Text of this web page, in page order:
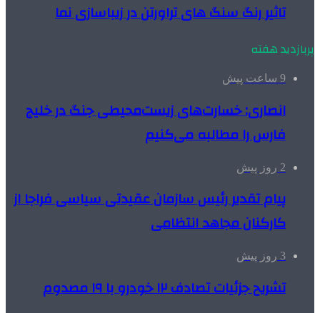
تاثیر رنگ سنگ های تراورتن در زیباسازی نما
پربازدید هفته
9 ساعت پیش
انصاری: خسارت‌های زیست‌محیطی جنگ در خلیج
فارس را مطالبه‌ می‌کنیم
2 روز پیش
پیام تقدیر رئیس سازمان عقیدتی سیاسی فراجا از
کارکنان مجاهد انتظامی
3 روز پیش
تشریح جزئیات تصادف ۱۲ خودرو با ۱۹ مصدوم